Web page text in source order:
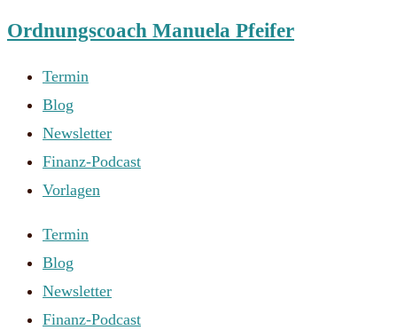
Zum
springen
Ordnungscoach Manuela Pfeifer
Termin
Blog
Newsletter
Finanz-Podcast
Vorlagen
Termin
Blog
Newsletter
Finanz-Podcast